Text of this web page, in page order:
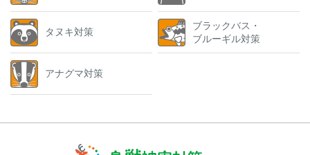
タヌキ対策
アナグマ対策
ブラックバス・
ブルーギル対策